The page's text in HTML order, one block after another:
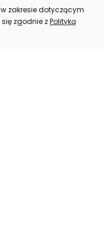
zakresie dotyczącym
zgodnie zPolityką